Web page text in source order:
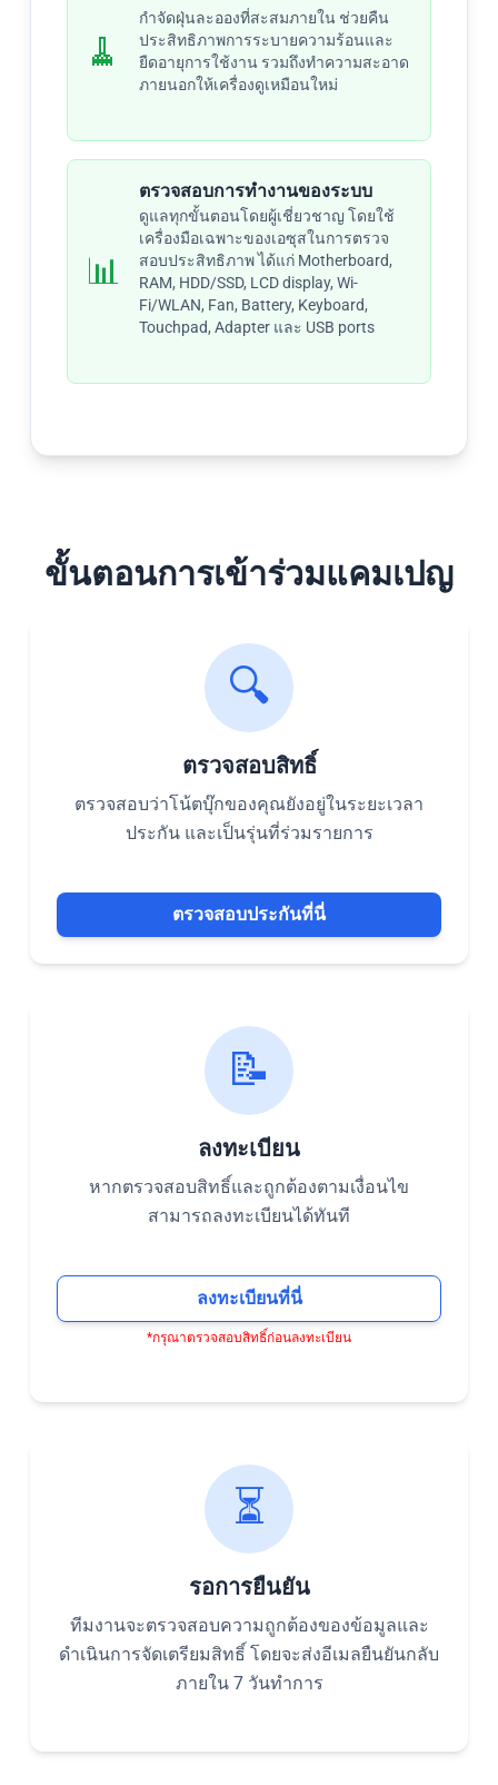
🧹
กำจัดฝุ่นละอองที่สะสมภายใน ช่วยคืน
ประสิทธิภาพการระบายความร้อนและ
ยืดอายุการใช้งาน รวมถึงทำความสะอาด
ภายนอกให้เครื่องดูเหมือนใหม่
📊
ตรวจสอบการทำงานของระบบ
ดูแลทุกขั้นตอนโดยผู้เชี่ยวชาญ โดยใช้
เครื่องมือเฉพาะของเอซุสในการตรวจ
สอบประสิทธิภาพ ได้แก่ Motherboard,
RAM, HDD/SSD, LCD display, Wi-
Fi/WLAN, Fan, Battery, Keyboard,
Touchpad, Adapter และ USB ports
ขั้นตอนการเข้าร่วมแคมเปญ
🔍
ตรวจสอบสิทธิ์
ตรวจสอบว่าโน้ตบุ๊กของคุณยังอยู่ในระยะเวลา
ประกัน และเป็นรุ่นที่ร่วมรายการ
ตรวจสอบประกันที่นี่
📝
ลงทะเบียน
หากตรวจสอบสิทธิ์และถูกต้องตามเงื่อนไข
สามารถลงทะเบียนได้ทันที
ลงทะเบียนที่นี่
*กรุณาตรวจสอบสิทธิ์ก่อนลงทะเบียน
⏳
รอการยืนยัน
ทีมงานจะตรวจสอบความถูกต้องของข้อมูลและ
ดำเนินการจัดเตรียมสิทธิ์ โดยจะส่งอีเมลยืนยันกลับ
ภายใน 7 วันทำการ